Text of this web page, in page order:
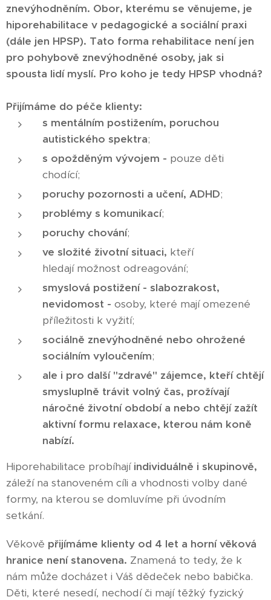
znevýhodněním. Obor, kterému se věnujeme, je
hiporehabilitace v pedagogické a sociální praxi
(dále jen HPSP). Tato forma rehabilitace není jen
pro pohybově znevýhodněné osoby, jak si
spousta lidí myslí. Pro koho je tedy HPSP vhodná?
Přijímáme do péče klienty:
s mentálním postižením, poruchou
autistického spektra;
s opožděným vývojem - pouze děti
chodící;
poruchy pozornosti a učení, ADHD;
problémy s komunikací;
poruchy chování;
ve složité životní situaci, kteří
hledají možnost odreagování;
smyslová postižení - slabozrakost,
nevidomost - osoby, které mají omezené
příležitosti k vyžití;
sociálně znevýhodněné nebo ohrožené
sociálním vyloučením;
ale i pro další "zdravé" zájemce, kteří chtějí
smysluplně trávit volný čas, prožívají
náročné životní období a nebo chtějí zažít
aktivní formu relaxace, kterou nám koně
nabízí.
Hiporehabilitace probíhají individuálně i skupinově,
záleží na stanoveném cíli a vhodnosti volby dané
formy, na kterou se domluvíme při úvodním
setkání.
Věkově přijímáme klienty od 4 let a horní věková
hranice není stanovena. Znamená to tedy, že k
nám může docházet i Váš dědeček nebo babička.
Děti, které nesedí, nechodí či mají těžký fyzický